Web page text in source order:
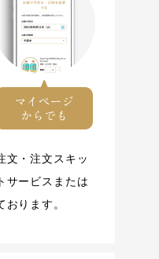
文・注文スキッ
サービスまたは
ります。